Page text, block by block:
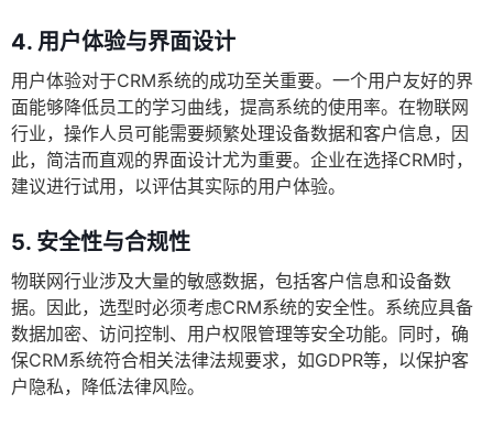
4. 用户体验与界面设计
用户体验对于CRM系统的成功至关重要。一个用户友好的界
面能够降低员工的学习曲线，提高系统的使用率。在物联网
行业，操作人员可能需要频繁处理设备数据和客户信息，因
此，简洁而直观的界面设计尤为重要。企业在选择CRM时，
建议进行试用，以评估其实际的用户体验。
5. 安全性与合规性
物联网行业涉及大量的敏感数据，包括客户信息和设备数
据。因此，选型时必须考虑CRM系统的安全性。系统应具备
数据加密、访问控制、用户权限管理等安全功能。同时，确
保CRM系统符合相关法律法规要求，如GDPR等，以保护客
户隐私，降低法律风险。